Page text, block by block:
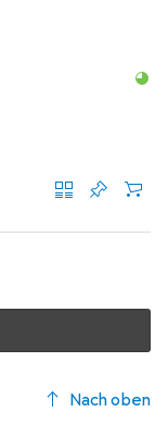
Nach oben